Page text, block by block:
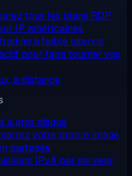
tous les plans RDP
IP américaines
à faible latence
pour faire tourner vos
à distance
à gros disque
votre propre image
partagée
IPv4 par serveur